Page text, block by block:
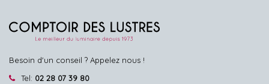
Besoin d'un conseil ? Appelez nous !
Tel: 02 28 07 39 80